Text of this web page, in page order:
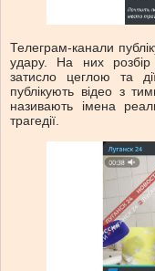
Телеграм-канали
удару. На них
затисло цеглою та
публікують відео з
називають імена
трагедії.